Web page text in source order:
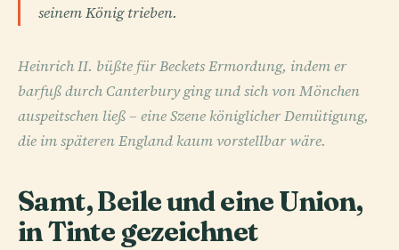
seinem König trieben.
Heinrich II. büßte für Beckets Ermordung, indem er
barfuß durch Canterbury ging und sich von Mönchen
auspeitschen ließ – eine Szene königlicher Demütigung,
die im späteren England kaum vorstellbar wäre.
Samt, Beile und eine Union,
in Tinte gezeichnet